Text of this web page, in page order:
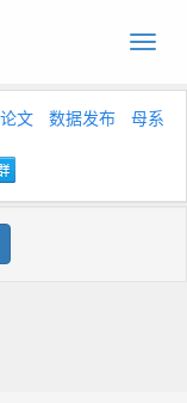
Toggle
论文 数据发布
母系